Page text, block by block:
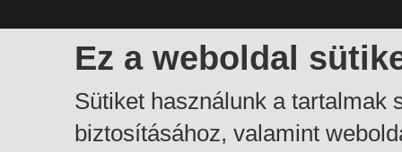
Ez a weboldal
Sütiket használunk a tartalmak
biztosításához, valamint